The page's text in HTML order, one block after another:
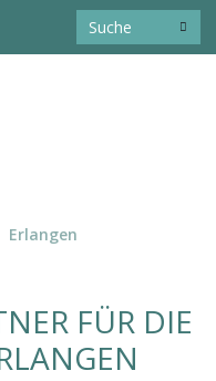
Erlangen
FÜR DIE